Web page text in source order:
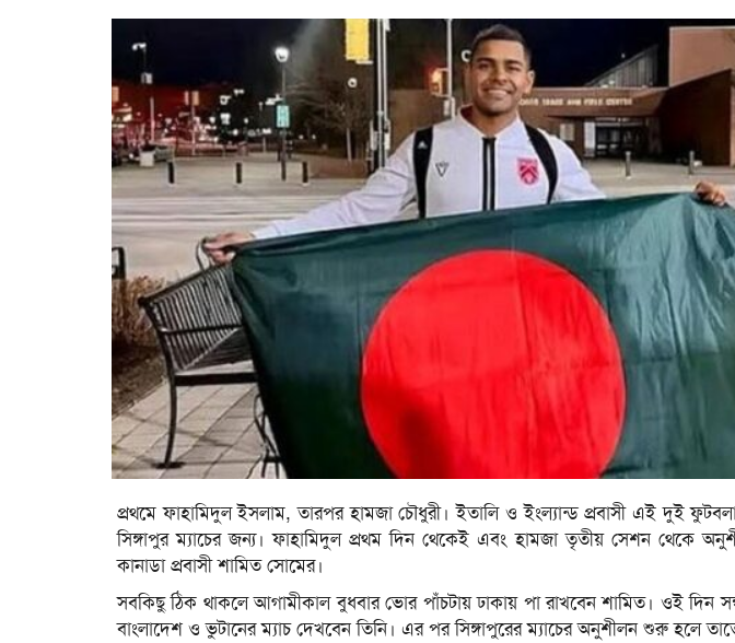
প্রথমে ফাহামিদুল ইসলাম, তারপর হামজা চৌধুরী। ইতালি ও ইংল্যান্ড প্রবাসী এই দুই
সিঙ্গাপুর ম্যাচের জন্য। ফাহামিদুল প্রথম দিন থেকেই এবং হামজা তৃতীয় সেশন থেকে
কানাডা প্রবাসী শামিত সোমের।
সবকিছু ঠিক থাকলে আগামীকাল বুধবার ভোর পাঁচটায় ঢাকায় পা রাখবেন শামিত। ওই দিন
বাংলাদেশ ও ভুটানের ম্যাচ দেখবেন তিনি। এর পর সিঙ্গাপুরের ম্যাচের অনুশীলন শুরু হলে